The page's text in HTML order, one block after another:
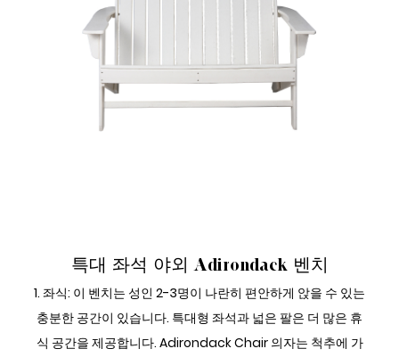
특대 좌석 야외 Adirondack 벤치
1. 좌식: 이 벤치는 성인 2-3명이 나란히 편안하게 앉을 수 있는
충분한 공간이 있습니다. 특대형 좌석과 넓은 팔은 더 많은 휴
식 공간을 제공합니다. Adirondack Chair 의자는 척추에 가